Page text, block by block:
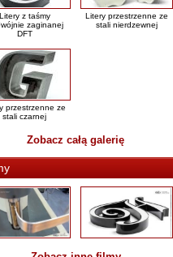
Litery z taśmy
zaginanej
DFT
Litery przestrzenne ze
stali nierdzewnej
przestrzenne ze
stali czarnej
Zobacz całą galerię